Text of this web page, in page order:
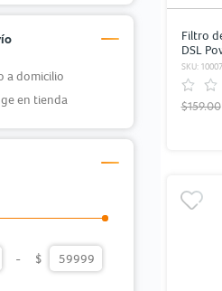
a domicilio
en tienda
- $
Filtro
DSL
SKU:
$159.00